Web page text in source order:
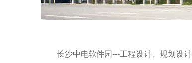
长沙中电软件园---工程设计、规划设计